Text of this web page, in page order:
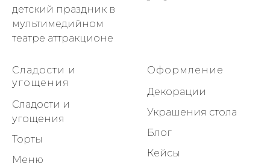
детский праздник в
мультимедийном
театре аттракционе
Сладости и
угощения
Сладости и
угощения
Торты
Меню
Оформление
Декорации
Украшения стола
Блог
Кейсы